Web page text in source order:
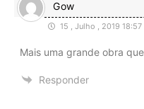
Gow
15 , Julho , 2019 18:57
Mais uma grande obra
Responder